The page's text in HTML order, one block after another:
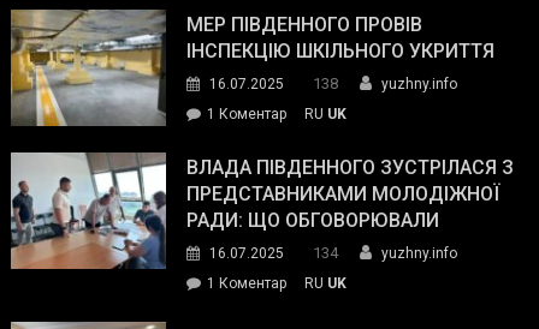
органів:
«Наш
спільний
окупанти.
Маємо
діяти
команда
ДСНС
власноруч
пожежу
у
МЕР ПІВДЕННОГО ПРОВІВ
ІНСПЕКЦІЮ ШКІЛЬНОГО УКРИТТЯ
16.07.2025 138
yuzhny.info
1 Коментардо
Південного
провів
інспекцію
RU UK
ВЛАДА ПІВДЕННОГО ЗУСТРІЛАСЯ З
ПРЕДСТАВНИКАМИ МОЛОДІЖНОЇ
РАДИ: ЩО ОБГОВОРЮВАЛИ
16.07.2025 134
yuzhny.info
1 Коментардо
RU UK